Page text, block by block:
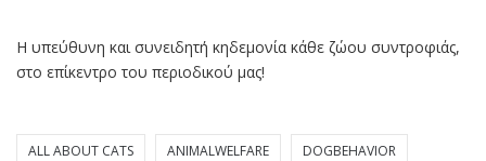
Η υπεύθυνη και συνειδητή κηδεμονία κάθε ζώου συντροφιάς,
στο επίκεντρο του περιοδικού μας!
ALL ABOUT CATS ANIMALWELFARE DOGBEHAVIOR